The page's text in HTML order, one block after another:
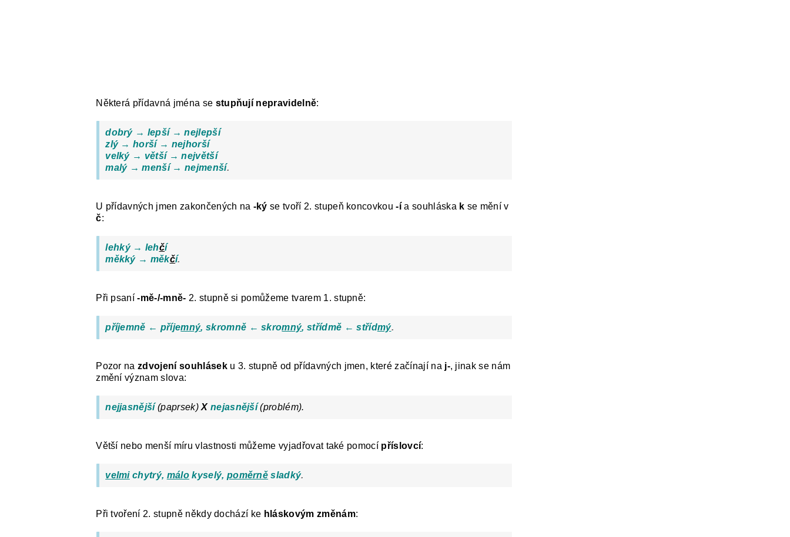
Některá přídavná jména se stupňují nepravidelně:
dobrý → lepší → nejlepší
zlý → horší → nejhorší
velký → větší → největší
malý → menší → nejmenší.
U přídavných jmen zakončených na -ký se tvoří 2. stupeň koncovkou-í a souhláska k se mění v
č:
lehký → lehčí
měkký → měkčí.
Při psaní-mě-/-mně- 2. stupně si pomůžeme tvarem 1. stupně:
příjemně ← příjemný, skromně ← skromný, střídmě ← střídmý.
Pozor nazdvojení souhláseku 3. stupně od přídavných jmen, které začínají na j-, jinak se nám
změní význam slova:
nejjasnější (paprsek)X nejasnější(problém).
Větší nebo menší míru vlastnosti můžeme vyjadřovat také pomocí příslovcí:
velmichytrý, málo kyselý, poměrně sladký.
Při tvoření 2. stupně někdy dochází ke hláskovým změnám: